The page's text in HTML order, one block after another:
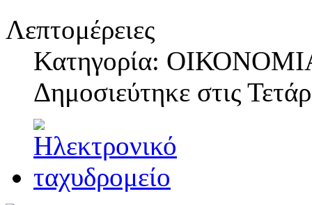
Λεπτομέρειες
Κατηγορία:
Δημοσιεύτηκε στις